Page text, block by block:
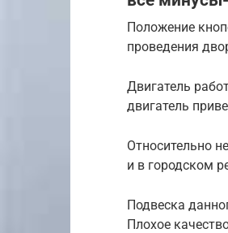
Положение
проведения
Двигатель
двигатель
Относительно
и в городском
Подвеска
Плохое